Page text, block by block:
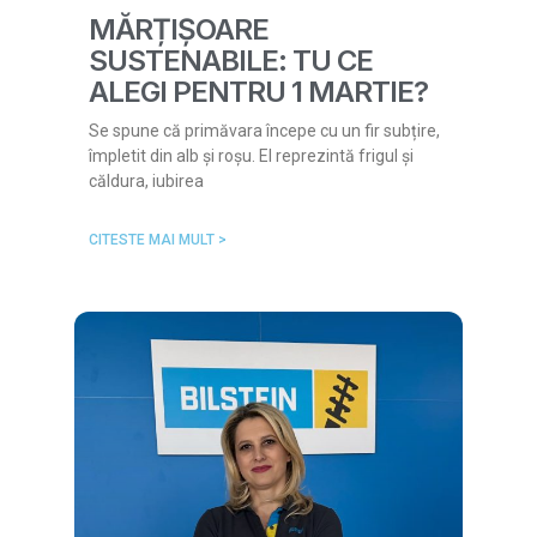
MĂRȚIȘOARE
SUSTENABILE: TU CE
ALEGI PENTRU 1 MARTIE?
Se spune că primăvara începe cu un fir subțire,
împletit din alb și roșu. El reprezintă frigul și
căldura, iubirea
CITESTE MAI MULT >